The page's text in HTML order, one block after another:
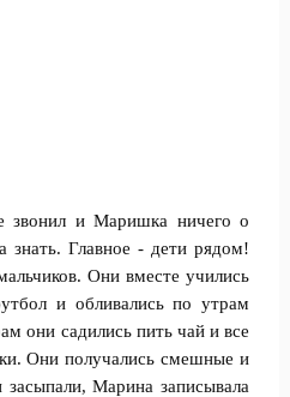
звонил и Маришка ничего о
знать. Главное - дети рядом!
Они вместе учились
и обливались по утрам
они садились пить чай и все
Они получались смешные и
Марина записывала